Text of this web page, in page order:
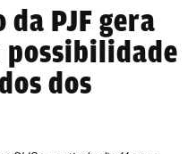
PJF gera
possibilidade
dos